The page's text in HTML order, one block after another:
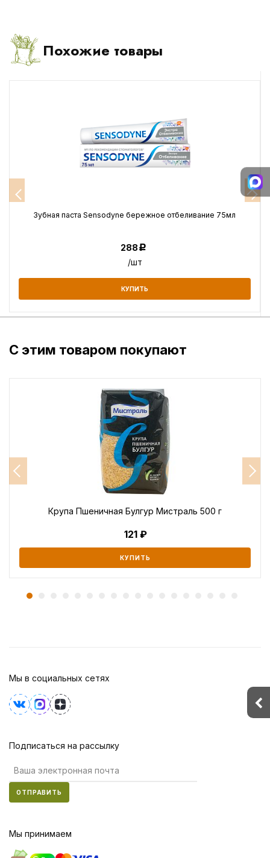
Похожие товары
Зубная паста Sensodyne бережное отбеливание 75мл
288Р
/шт
КУПИТЬ
С этим товаром покупают
Крупа Пшеничная Булгур Мистраль 500 г
121
КУПИТЬ
Мы в социальных сетях
Подписаться на рассылку
ОТПРАВИТЬ
Мы принимаем